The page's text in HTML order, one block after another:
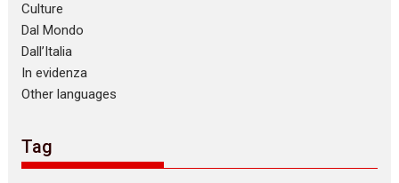
Culture
Dal Mondo
Dall’Italia
In evidenza
Other languages
Tag